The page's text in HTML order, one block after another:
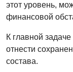
этот уровень,
финансовой
К главной
отнести
состава.